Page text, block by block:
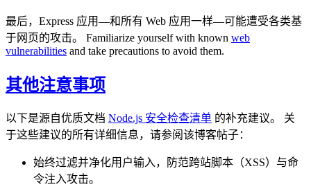
最后，Express 应用—和所有 Web 应用一样—可能遭受各类基
于网页的攻击。 Familiarize yourself with known web
vulnerabilities and take precautions to avoid them.
其他注意事项
以下是源自优质文档 Node.js 安全检查清单 的补充建议。 关
于这些建议的所有详细信息，请参阅该博客帖子：
始终过滤并净化用户输入，防范跨站脚本（XSS）与命
令注入攻击。